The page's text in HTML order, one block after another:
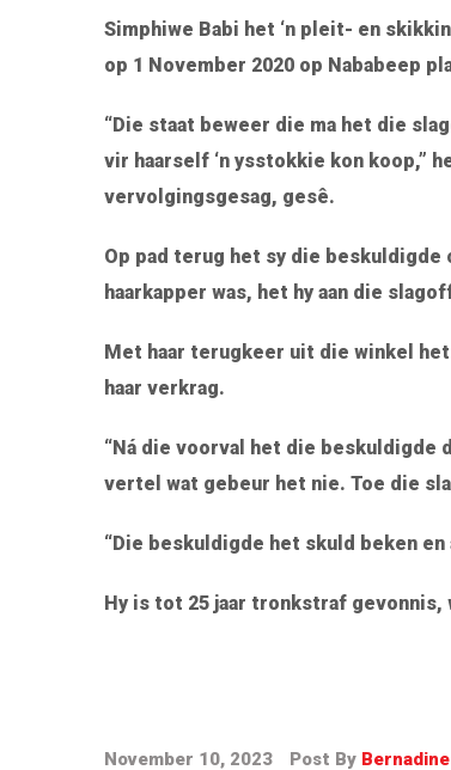
Simphiwe Babi het ‘n pleit- en
op 1 November 2020 op Nababeep
“Die staat beweer die ma het die
vir haarself ‘n ysstokkie kon koop,”
vervolgingsgesag, gesê.
Op pad terug het sy die beskuldigde
haarkapper was, het hy aan die
Met haar terugkeer uit die winkel
haar verkrag.
“Ná die voorval het die beskuldigde
vertel wat gebeur het nie. Toe die
“Die beskuldigde het skuld beken en
Hy is tot 25 jaar tronkstraf gevonnis,
November 10, 2023 Post By